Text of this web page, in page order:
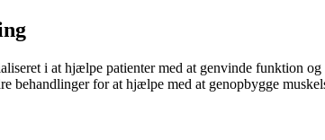
i at hjælpe patienter med at genvinde funktion
behandlinger for at hjælpe med at genopbygge